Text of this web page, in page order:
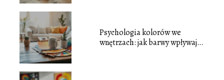
Psychologia kolorów we
wnętrzach: jak barwy wpływają